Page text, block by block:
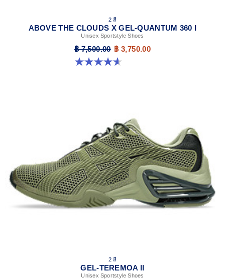
2 สี
ABOVE THE CLOUDS X GEL-QUANTUM 360 I
Unisex Sportstyle Shoes
฿ 7,500.00 ฿ 3,750.00
4.6 จาก 5 ดาว 5 รีวิว
2 สี
GEL-TEREMOA II
Unisex Sportstyle Shoes